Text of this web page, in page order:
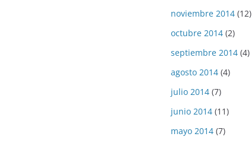
noviembre 2014 (12)
octubre 2014 (2)
septiembre 2014 (4)
agosto 2014 (4)
julio 2014 (7)
junio 2014 (11)
mayo 2014 (7)